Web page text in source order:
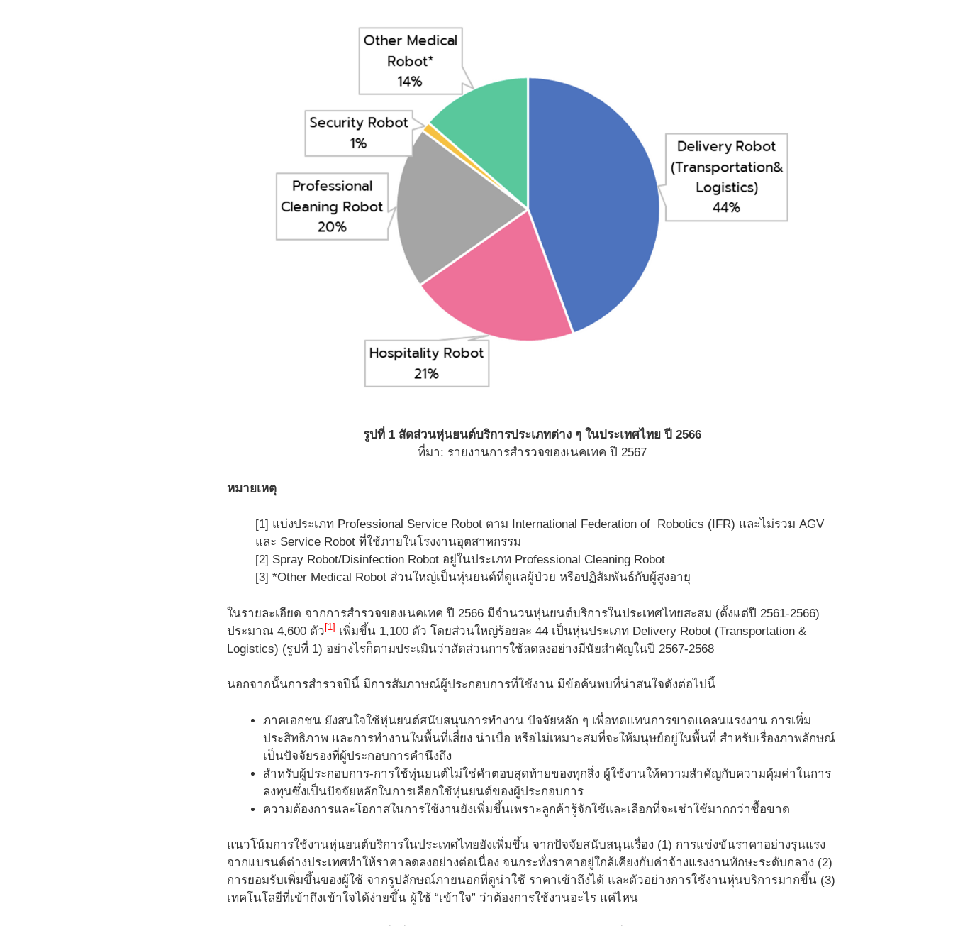
รูปที่ 1 สัดส่วนหุ่นยนต์บริการประเภทต่าง ๆ ในประเทศไทย ปี 2566
ที่มา: รายงานการสำรวจของเนคเทค ปี 2567
หมายเหตุ
[1] แบ่งประเภท Professional Service Robot ตาม International Federation of Robotics (IFR) และไม่รวม AGV
และ Service Robot ที่ใช้ภายในโรงงานอุตสาหกรรม
[2] Spray Robot/Disinfection Robot อยู่ในประเภท Professional Cleaning Robot
[3] *Other Medical Robot ส่วนใหญ่เป็นหุ่นยนต์ที่ดูแลผู้ป่วย หรือปฏิสัมพันธ์กับผู้สูงอายุ
ในรายละเอียด จากการสำรวจของเนคเทค ปี 2566 มีจำนวนหุ่นยนต์บริการในประเทศไทยสะสม (ตั้งแต่ปี 2561-2566)
ประมาณ 4,600 ตัว [1] เพิ่มขึ้น 1,100 ตัว โดยส่วนใหญ่ร้อยละ 44 เป็นหุ่นประเภท Delivery Robot (Transportation &
Logistics) (รูปที่ 1) อย่างไรก็ตามประเมินว่าสัดส่วนการใช้ลดลงอย่างมีนัยสำคัญในปี 2567-2568
นอกจากนั้นการสำรวจปีนี้ มีการสัมภาษณ์ผู้ประกอบการที่ใช้งาน มีข้อค้นพบที่น่าสนใจดังต่อไปนี้
ภาคเอกชน ยังสนใจใช้หุ่นยนต์สนับสนุนการทำงาน ปัจจัยหลัก ๆ เพื่อทดแทนการขาดแคลนแรงงาน การเพิ่ม
ประสิทธิภาพ และการทำงานในพื้นที่เสี่ยง น่าเบื่อ หรือไม่เหมาะสมที่จะให้มนุษย์อยู่ในพื้นที่ สำหรับเรื่องภาพลักษณ์
เป็นปัจจัยรองที่ผู้ประกอบการคำนึงถึง
สำหรับผู้ประกอบการ-การใช้หุ่นยนต์ไม่ใช่คำตอบสุดท้ายของทุกสิ่ง ผู้ใช้งานให้ความสำคัญกับความคุ้มค่าในการ
ลงทุนซึ่งเป็นปัจจัยหลักในการเลือกใช้หุ่นยนต์ของผู้ประกอบการ
ความต้องการและโอกาสในการใช้งานยังเพิ่มขึ้นเพราะลูกค้ารู้จักใช้และเลือกที่จะเช่าใช้มากกว่าซื้อขาด
แนวโน้มการใช้งานหุ่นยนต์บริการในประเทศไทยยังเพิ่มขึ้น จากปัจจัยสนับสนุนเรื่อง (1) การแข่งขันราคาอย่างรุนแรง
จากแบรนด์ต่างประเทศทำให้ราคาลดลงอย่างต่อเนื่อง จนกระทั่งราคาอยู่ใกล้เคียงกับค่าจ้างแรงงานทักษะระดับกลาง (2)
การยอมรับเพิ่มขึ้นของผู้ใช้ จากรูปลักษณ์ภายนอกที่ดูน่าใช้ ราคาเข้าถึงได้ และตัวอย่างการใช้งานหุ่นบริการมากขึ้น (3)
เทคโนโลยีที่เข้าถึงเข้าใจได้ง่ายขึ้น ผู้ใช้ “เข้าใจ” ว่าต้องการใช้งานอะไร แค่ไหน